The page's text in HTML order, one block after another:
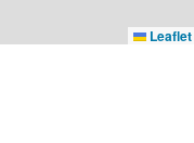
Leaflet